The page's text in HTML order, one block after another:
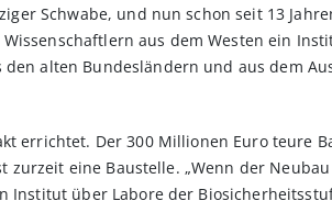
Schwabe, und nun schon seit 13
aus dem Westen ein
alten Bundesländern und aus dem
errichtet. Der 300 Millionen Euro teure
eine Baustelle. „Wenn der
über Labore der